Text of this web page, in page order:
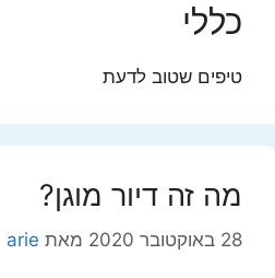
כללי
טיפים שטוב לדעת
מה זה דיור מוגן?
28 באוקטובר 2020 מאת arie